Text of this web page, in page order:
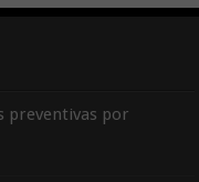
preventivas por